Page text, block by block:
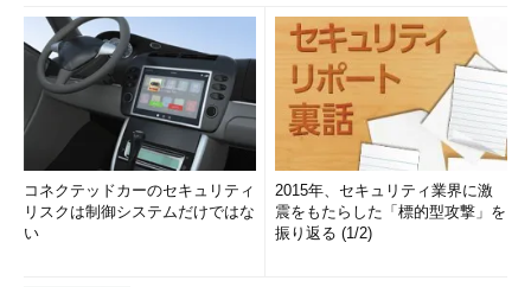
コネクテッドカーのセキュリティ
リスクは制御システムだけではな
い
2015年、セキュリティ業界に激
震をもたらした「標的型攻撃」を
振り返る (1/2)